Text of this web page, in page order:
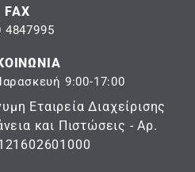
FAX
4847995
9:00-17:00
Εταιρεία Διαχείρισης
και Πιστώσεις - Αρ.